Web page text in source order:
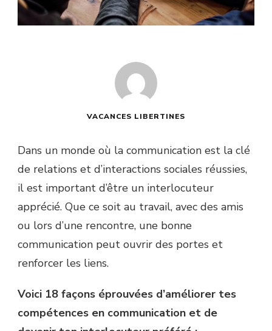
VACANCES LIBERTINES
Dans un monde où la communication est la clé
de relations et d’interactions sociales réussies,
il est important d’être un interlocuteur
apprécié. Que ce soit au travail, avec des amis
ou lors d’une rencontre, une bonne
communication peut ouvrir des portes et
renforcer les liens.
Voici 18 façons éprouvées d’améliorer tes
compétences en communication et de